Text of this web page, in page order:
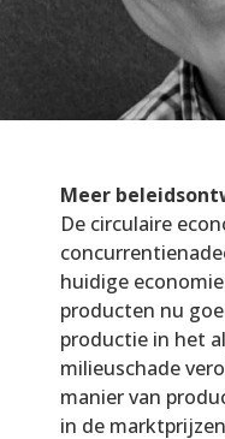
Meer
De circulaire
huidige
producten nu
productie in het
milieuschade
manier van
in de